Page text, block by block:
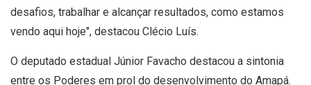
desafios, trabalhar e alcançar resultados, como estamos
vendo aqui hoje", destacou Clécio Luís.
O deputado estadual Júnior Favacho destacou a sintonia
entre os Poderes em prol do desenvolvimento do Amapá.